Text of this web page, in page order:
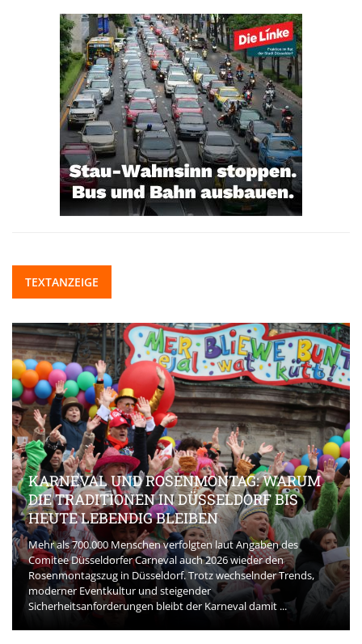
TEXTANZEIGE
KARNEVAL UND ROSENMONTAG: WARUM
DIE TRADITIONEN IN DÜSSELDORF BIS
HEUTE LEBENDIG BLEIBEN
Mehr als 700.000 Menschen verfolgten laut Angaben des
Comitee Düsseldorfer Carneval auch 2026 wieder den
Rosenmontagszug in Düsseldorf. Trotz wechselnder Trends,
moderner Eventkultur und steigender
Sicherheitsanforderungen bleibt der Karneval damit ...